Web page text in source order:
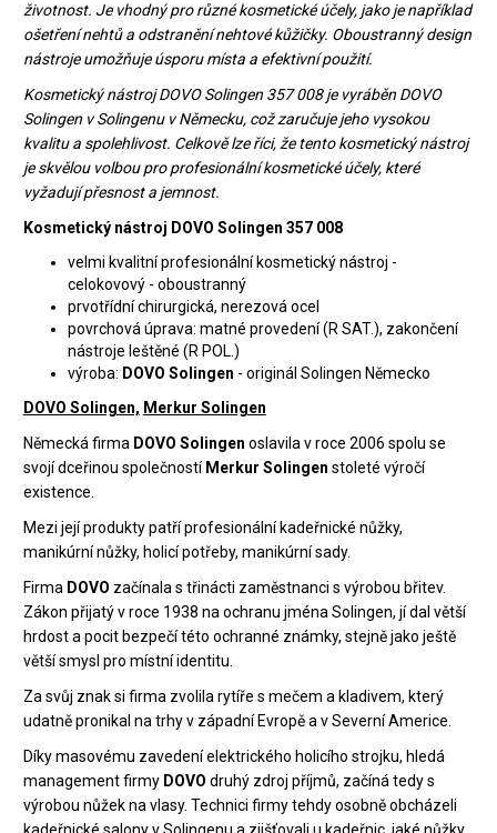
životnost. Je vhodný pro různé kosmetické účely, jako je například
ošetření nehtů a odstranění nehtové kůžičky. Oboustranný design
nástroje umožňuje úsporu místa a efektivní použití.
Kosmetický nástroj DOVO Solingen 357 008 je vyráběn DOVO
Solingen v Solingenu v Německu, což zaručuje jeho vysokou
kvalitu a spolehlivost. Celkově lze říci, že tento kosmetický nástroj
je skvělou volbou pro profesionální kosmetické účely, které
vyžadují přesnost a jemnost.
Kosmetický nástroj DOVO Solingen 357 008
velmi kvalitní profesionální kosmetický nástroj -
celokovový - oboustranný
prvotřídní chirurgická, nerezová ocel
povrchová úprava: matné provedení (R SAT.), zakončení
nástroje leštěné (R POL.)
výroba: DOVO Solingen - originál Solingen Německo
DOVO Solingen, Merkur Solingen
Německá firma DOVO Solingen oslavila v roce 2006 spolu se
svojí dceřinou společností Merkur Solingen stoleté výročí
existence.
Mezi její produkty patří profesionální kadeřnické nůžky,
manikúrní nůžky, holicí potřeby, manikúrní sady.
Firma DOVO začínala s třinácti zaměstnanci s výrobou břitev.
Zákon přijatý v roce 1938 na ochranu jména Solingen, jí dal větší
hrdost a pocit bezpečí této ochranné známky, stejně jako ještě
větší smysl pro místní identitu.
Za svůj znak si firma zvolila rytíře s mečem a kladivem, který
udatně pronikal na trhy v západní Evropě a v Severní Americe.
Díky masovému zavedení elektrického holicího strojku, hledá
management firmy DOVO druhý zdroj příjmů, začíná tedy s
výrobou nůžek na vlasy. Technici firmy tehdy osobně obcházeli